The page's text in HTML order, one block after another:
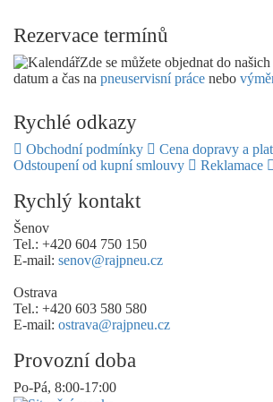
Rezervace termínů
Zde se můžete objednat do
datum a čas na pneuservisní práce nebo
Rychlé odkazy
Obchodní podmínky
Cena dopravy a
Odstoupení od kupní smlouvy
Reklamace
Rychlý kontakt
Šenov
Tel.: +420 604 750 150
E-mail: senov@rajpneu.cz
Ostrava
Tel.: +420 603 580 580
E-mail: ostrava@rajpneu.cz
Provozní doba
Po-Pá, 8:00-17:00